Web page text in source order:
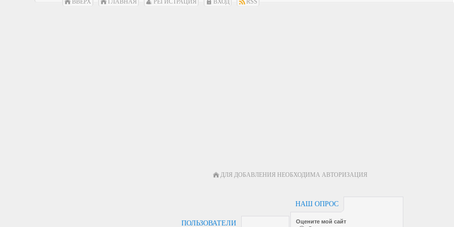
ВВЕРХ ГЛАВНАЯ РЕГИСТРАЦИЯ ВХОД RSS
ДЛЯ ДОБАВЛЕНИЯ НЕОБХОДИМА АВТОРИЗАЦИЯ
ПОЛЬЗОВАТЕЛИ
НАШ ОПРОС
Оцените мой сайт